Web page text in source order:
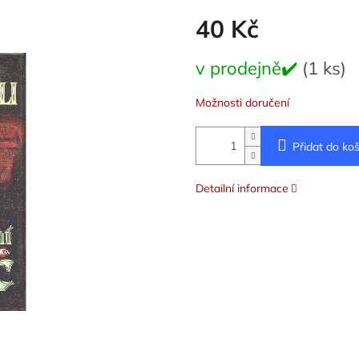
40 Kč
cena:
v prodejně✔️ (1 ks)
Možnosti doručení
Přidat do
Detailní informace